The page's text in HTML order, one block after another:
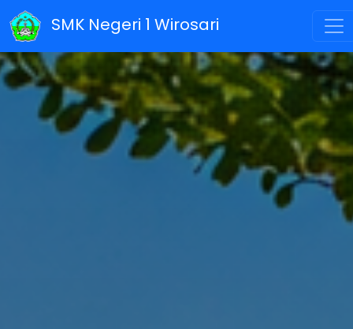
SMK Negeri 1 Wirosari